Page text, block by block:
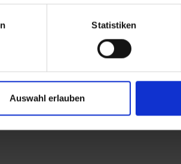
Statistiken
Auswahl erlauben